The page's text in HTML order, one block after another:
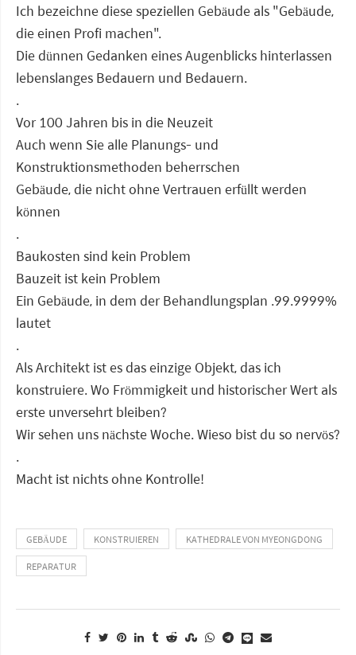
Ich bezeichne diese speziellen Gebäude als "Gebäude,
die einen Profi machen".
Die dünnen Gedanken eines Augenblicks hinterlassen
lebenslanges Bedauern und Bedauern.
.
Vor 100 Jahren bis in die Neuzeit
Auch wenn Sie alle Planungs- und
Konstruktionsmethoden beherrschen
Gebäude, die nicht ohne Vertrauen erfüllt werden
können
.
Baukosten sind kein Problem
Bauzeit ist kein Problem
Ein Gebäude, in dem der Behandlungsplan .99.9999%
lautet
.
Als Architekt ist es das einzige Objekt, das ich
konstruiere. Wo Frömmigkeit und historischer Wert als
erste unversehrt bleiben?
Wir sehen uns nächste Woche. Wieso bist du so nervös?
.
Macht ist nichts ohne Kontrolle!
GEBÄUDE KONSTRUIEREN
KATHEDRALE VON MYEONGDONG
REPARATUR